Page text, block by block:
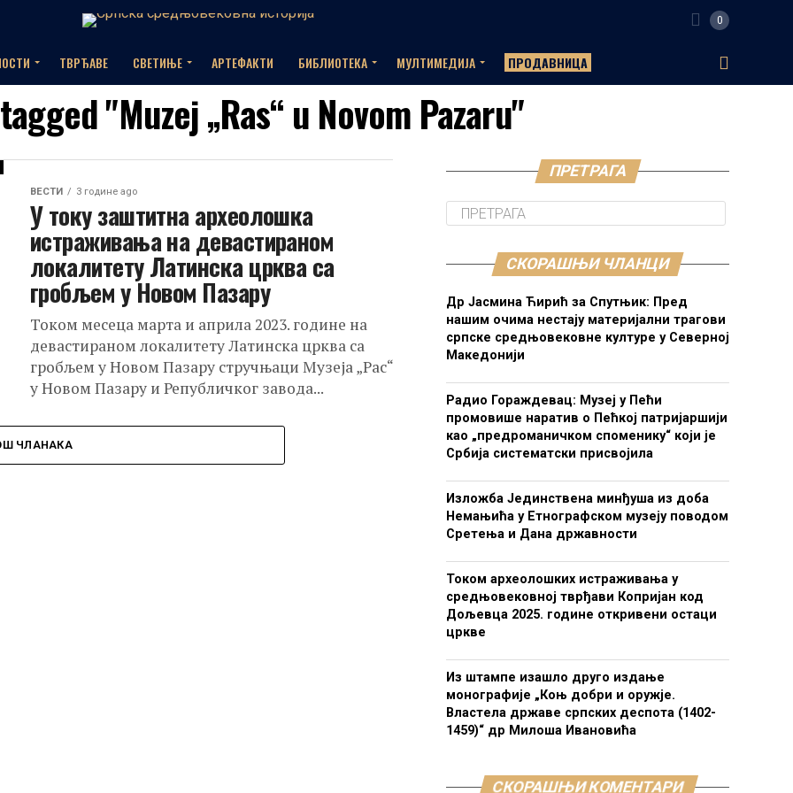
0
ТВРЂАВЕ СВЕТИЊЕ АРТЕФАКТИ БИБЛИОТЕКА МУЛТИМЕДИЈА ПРОДАВНИЦА
"Muzej „Ras“ u Novom Pazaru"
ВЕСТИ 3 године ago
У току заштитна археолошка
истраживања на девастираном
локалитету Латинска црква са
гробљем у Новом Пазару
Током месеца марта и априла 2023. године на
девастираном локалитету Латинска црква са
гробљем у Новом Пазару стручњаци Музеја „Рас“
у Новом Пазару и Републичког завода...
ЧЛАНАКА
ПРЕТРАГА
СКОРАШЊИ ЧЛАНЦИ
Др Јасмина Ћирић за Спутњик: Пред
нашим очима нестају материјални трагови
српске средњовековне културе у Северној
Македонији
Радио Гораждевац: Музеј у Пећи
промовише наратив о Пећкој патријаршији
као „предроманичком споменику“ који је
Србија систематски присвојила
Изложба Јединствена минђуша из доба
Немањића у Етнографском музеју поводом
Сретења и Дана државности
Током археолошких истраживања у
средњовековној тврђави Копријан код
Дољевца 2025. године откривени остаци
цркве
Из штампе изашло друго издање
монографије „Коњ добри и оружје.
Властела државе српских деспота (1402-
1459)“ др Милоша Ивановића
СКОРАШЊИ КОМЕНТАРИ